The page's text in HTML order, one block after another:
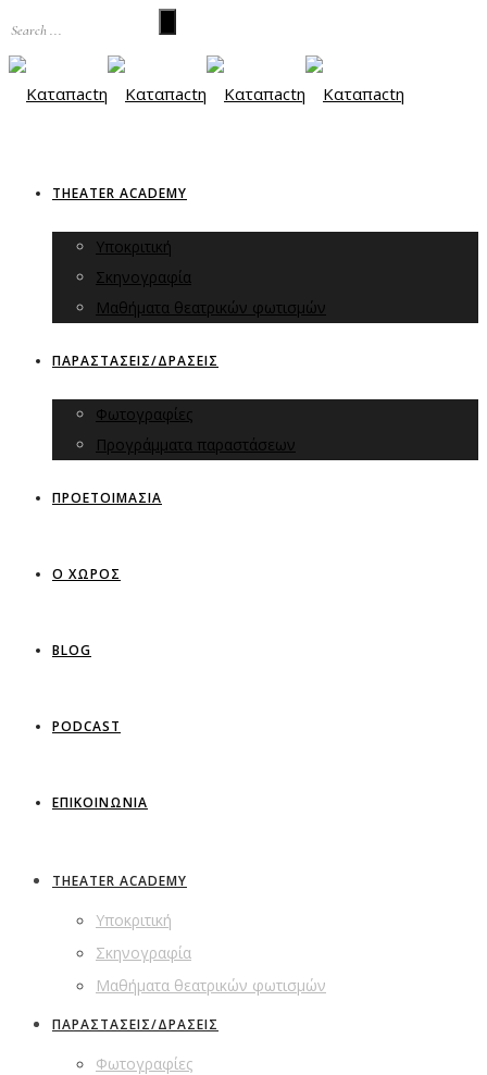
THEATER ACADEMY
Υποκριτική
Σκηνογραφία
Μαθήματα θεατρικών φωτισμών
ΠΑΡΑΣΤΑΣΕΙΣ/ΔΡΑΣΕΙΣ
Φωτογραφίες
Προγράμματα παραστάσεων
ΠΡΟΕΤΟΙΜΑΣΙΑ
Ο ΧΩΡΟΣ
BLOG
PODCAST
ΕΠΙΚΟΙΝΩΝΙΑ
THEATER ACADEMY
Υποκριτική
Σκηνογραφία
Μαθήματα θεατρικών φωτισμών
ΠΑΡΑΣΤΑΣΕΙΣ/ΔΡΑΣΕΙΣ
Φωτογραφίες